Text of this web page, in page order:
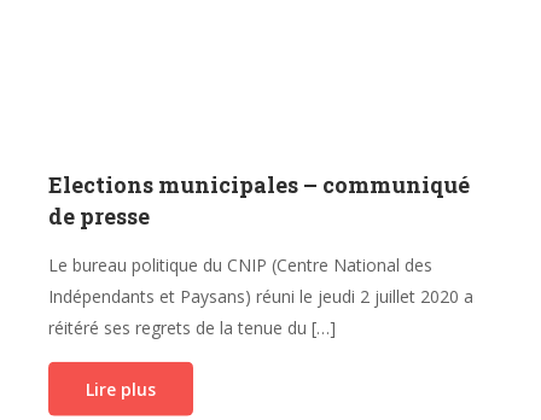
Elections municipales – communiqué
de presse
Le bureau politique du CNIP (Centre National des
Indépendants et Paysans) réuni le jeudi 2 juillet 2020 a
réitéré ses regrets de la tenue du […]
Lire plus